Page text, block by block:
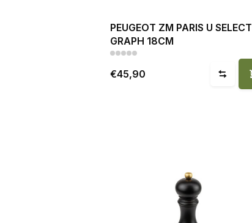
PEUGEOT ZM PARIS U SELECT
GRAPH 18CM
€45,90